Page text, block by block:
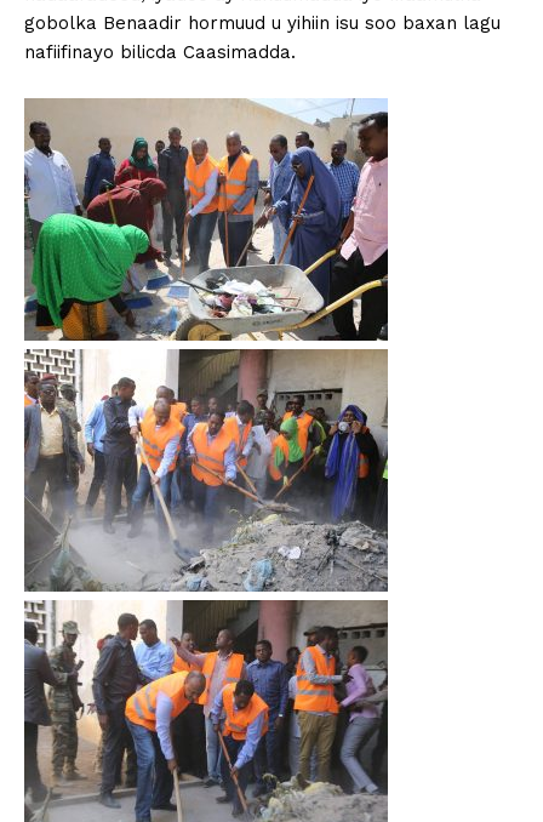
gobolka Benaadir hormuud u yihiin isu soo baxan lagu
nafiifinayo bilicda Caasimadda.